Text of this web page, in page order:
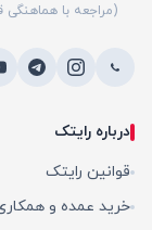
(مراجعه با هماهنگی
درباره رایتک
قوانین رایتک
خرید عمده و